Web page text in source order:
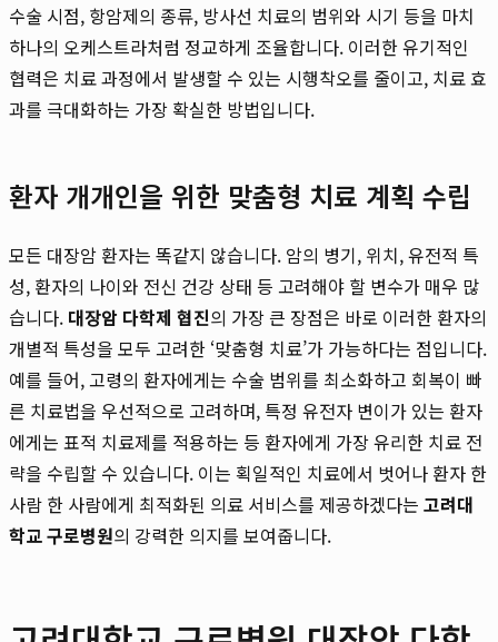
수술 시점, 항암제의 종류, 방사선 치료의 범위와 시기 등을 마치
하나의 오케스트라처럼 정교하게 조율합니다. 이러한 유기적인
협력은 치료 과정에서 발생할 수 있는 시행착오를 줄이고, 치료 효
과를 극대화하는 가장 확실한 방법입니다.
환자 개개인을 위한 맞춤형 치료 계획 수립
모든 대장암 환자는 똑같지 않습니다. 암의 병기, 위치, 유전적 특
성, 환자의 나이와 전신 건강 상태 등 고려해야 할 변수가 매우 많
습니다. 대장암 다학제 협진의 가장 큰 장점은 바로 이러한 환자의
개별적 특성을 모두 고려한 ‘맞춤형 치료’가 가능하다는 점입니다.
예를 들어, 고령의 환자에게는 수술 범위를 최소화하고 회복이 빠
른 치료법을 우선적으로 고려하며, 특정 유전자 변이가 있는 환자
에게는 표적 치료제를 적용하는 등 환자에게 가장 유리한 치료 전
략을 수립할 수 있습니다. 이는 획일적인 치료에서 벗어나 환자 한
사람 한 사람에게 최적화된 의료 서비스를 제공하겠다는 고려대
학교 구로병원의 강력한 의지를 보여줍니다.